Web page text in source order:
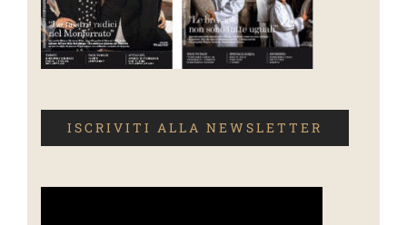
ISCRIVITI ALLA NEWSLETTER